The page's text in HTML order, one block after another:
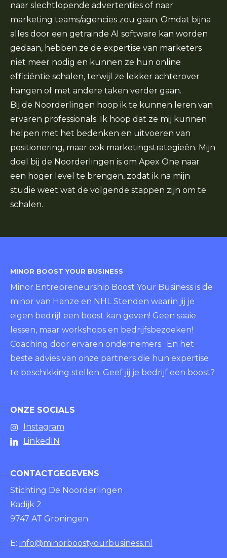
naar slechtlopende advertenties of naar
marketing teams/agencies zou gaan. Omdat bijna
alles door een getrainde AI software kan worden
gedaan, hebben ze de expertise van marketers
niet meer nodig en kunnen ze hun online
efficiëntie schalen, terwijl ze lekker achterover
hangen of met andere taken verder gaan.
Bij de Noorderlingen hoop ik te kunnen leren van
ervaren professionals. Ik hoop dat ze mij kunnen
helpen met het bedenken en uitvoeren van
positionering, maar ook marketingstrategieën. Mijn
doel bij de Noorderlingen is om Apex One naar
een hoger level te brengen, zodat ik na mijn
studie weet wat de volgende stappen zijn om te
schalen.
MINOR BOOST YOUR BUSINESS
Minor Entrepreneurship Boost Your Business is de
minor van Hanze en NHL Stenden waarin jij je
eigen bedrijf een boost kan geven! Geen saaie
lessen, maar workshops en bedrijfsbezoeken!
Coaching door ervaren ondernemers. En het
beste advies van onze partners die hun expertise
te beschikking stellen. Geef jij je bedrijf een boost?
ONZE SOCIALS
Instagram
LinkedIN
CONTACTGEGEVENS
Stichting De Noorderlingen
Kadijk 2
9747 AT Groningen
E: info@minorboostyourbusiness.nl